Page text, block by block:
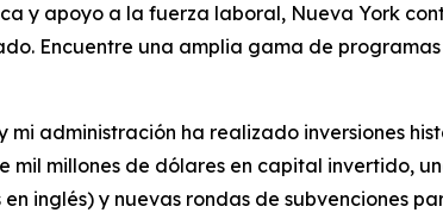
y apoyo a la fuerza laboral, Nueva York
Encuentre una amplia gama de
mi administración ha realizado inversiones
mil millones de dólares en capital invertido,
inglés) y nuevas rondas de subvenciones